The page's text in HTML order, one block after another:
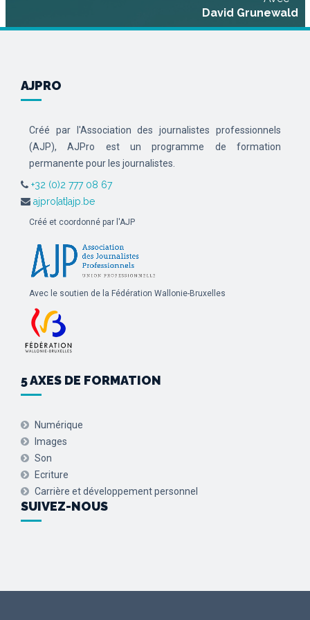
David Grunewald
AJPRO
Créé par l'Association des journalistes professionnels
(AJP), AJPro est un programme de formation
permanente pour les journalistes.
+32 (0)2 777 08 67
ajpro[at]ajp.be
Créé et coordonné par l'AJP
Avec le soutien de la Fédération Wallonie-Bruxelles
5 AXES DE FORMATION
Numérique
Images
Son
Ecriture
Carrière et développement personnel
SUIVEZ-NOUS